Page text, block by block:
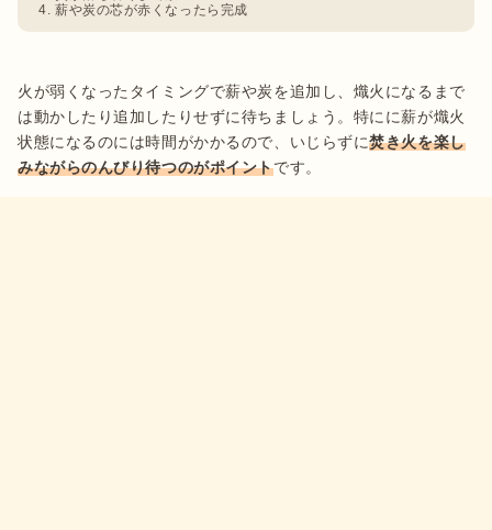
薪や炭の芯が赤くなったら完成
火が弱くなったタイミングで薪や炭を追加し、熾火になるまで
は動かしたり追加したりせずに待ちましょう。特にに薪が熾火
状態になるのには時間がかかるので、いじらずに焚き火を楽し
みながらのんびり待つのがポイント